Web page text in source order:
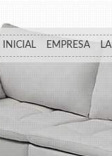
INICIAL EMPRESA